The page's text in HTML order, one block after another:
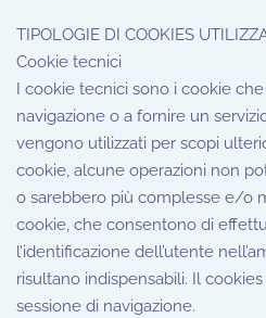
TIPOLOGIE DI COOKIES
Cookie tecnici
I cookie tecnici sono i cookie
navigazione o a fornire un
vengono utilizzati per scopi
cookie, alcune operazioni non
o sarebbero più complesse e/o
cookie, che consentono di
l’identificazione dell’utente
risultano indispensabili. Il
sessione di navigazione.